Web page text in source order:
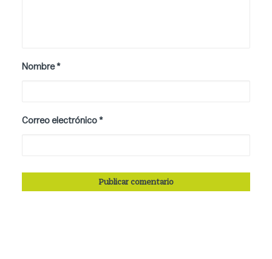
Nombre*
Correo electrónico *